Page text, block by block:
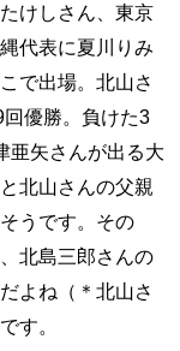
けしさん、東京
代表に夏川りみ
で出場。北山さ
優勝。負けた3
亜矢さんが出る大
北山さんの父親
うです。その
北島三郎さんの
よね（＊北山さ
す。